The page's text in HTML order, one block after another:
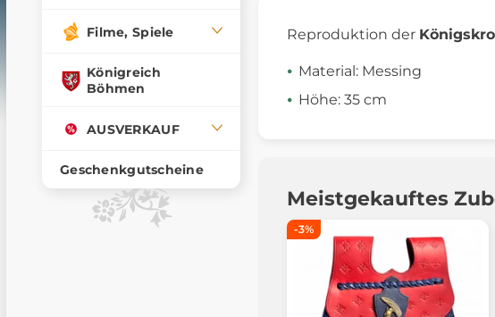
Filme, Spiele
Königreich
Böhmen
AUSVERKAUF
Geschenkgutscheine
Reproduktion der
Material: Messing
Höhe: 35 cm
Meistgekauftes
-3%